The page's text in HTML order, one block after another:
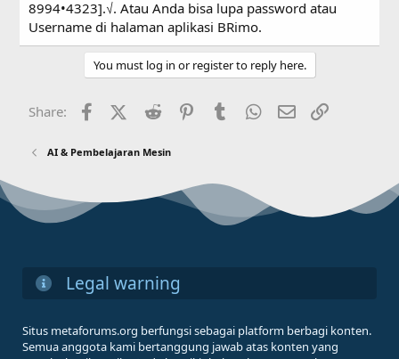
8994•4323].√. Atau Anda bisa lupa password atau
Username di halaman aplikasi BRimo.
You must log in or register to reply here.
Share: FacebookX (Twitter)
Reddit PinterestTumblr WhatsApp
Email
AI & Pembelajaran Mesin
Legal warning
Situs metaforums.org berfungsi sebagai platform berbagi konten.
Semua anggota kami bertanggung jawab atas konten yang